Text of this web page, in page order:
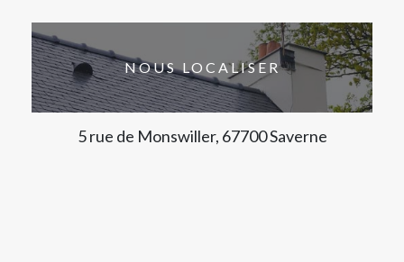
NOUS LOCALISER
5 rue de Monswiller, 67700 Saverne